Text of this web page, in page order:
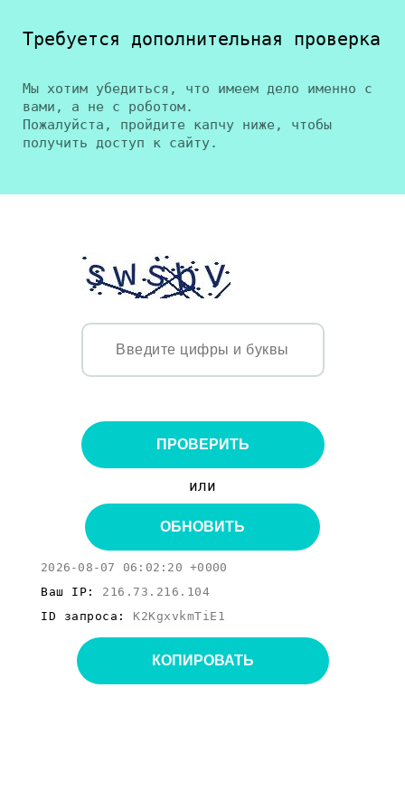
Требуется дополнительная проверка
Мы хотим убедиться, что имеем дело именно с
вами, а не с роботом.
Пожалуйста, пройдите капчу ниже, чтобы
получить доступ к сайту.
ПРОВЕРИТЬ
или
ОБНОВИТЬ
2026-08-07 06:02:20 +0000
Ваш IP: 216.73.216.104
ID запроса: K2KgxvkmTiE1
КОПИРОВАТЬ